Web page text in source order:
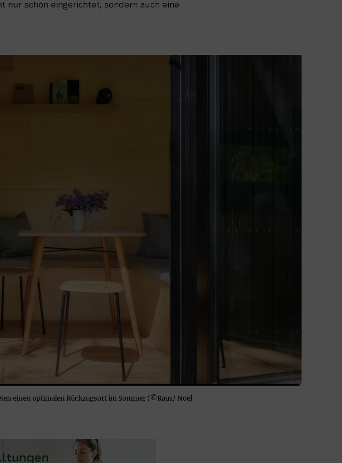
nur schön eingerichtet, sondern auch eine
einen optimalen Rückzugsort im Sommer (©Raus/ Noel